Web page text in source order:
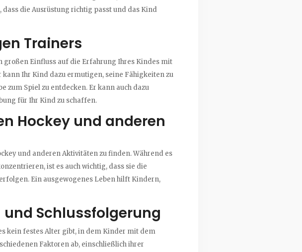
die Ausrüstung richtig passt und das Kind
Trainers
großen Einfluss auf die Erfahrung Ihres Kindes mit
Ihr Kind dazu ermutigen, seine Fähigkeiten zu
zum Spiel zu entdecken. Er kann auch dazu
für Ihr Kind zu schaffen.
Hockey und anderen
und anderen Aktivitäten zu finden. Während es
ist es auch wichtig, dass sie die
Ein ausgewogenes Leben hilft Kindern,
Schlussfolgerung
kein festes Alter gibt, in dem Kinder mit dem
Faktoren ab, einschließlich ihrer